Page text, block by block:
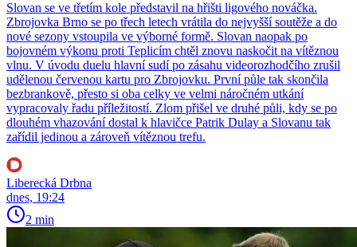
Slovan se ve třetím kole představil na hřišti ligového nováčka.
Zbrojovka Brno se po třech letech vrátila do nejvyšší soutěže a do
nové sezony vstoupila ve výborné formě. Slovan naopak po
bojovném výkonu proti Teplicím chtěl znovu naskočit na vítěznou
vlnu. V úvodu duelu hlavní sudí po zásahu videorozhodčího zrušil
udělenou červenou kartu pro Zbrojovku. První půle tak skončila
bezbrankově, přesto si oba celky ve velmi náročném utkání
vypracovaly řadu příležitostí. Zlom přišel ve druhé půli, kdy se po
dlouhém vhazování dostal k hlavičce Patrik Dulay a Slovanu tak
zařídil jedinou a zároveň vítěznou trefu.
Liberecká Drbna
dnes, 19:24
2 min